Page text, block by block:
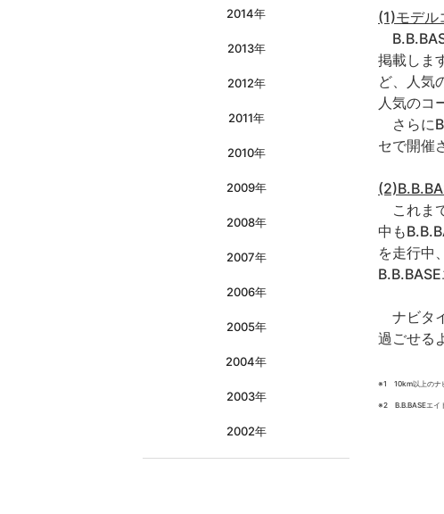
2014年
2013年
2012年
2011年
2010年
2009年
2008年
2007年
2006年
2005年
2004年
2003年
2002年
(1)モデル
掲載しま
ど、人気
人気のコ
さらに
セで開催
これま
中も
を走行中
ナビタ
過ごせる
※1 10km以上のナ
※2 B.B.BASEエイ